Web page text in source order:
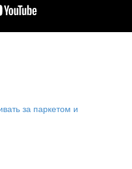
за паркетом и